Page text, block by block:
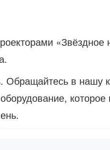
«Звёздное
Обращайтесь в нашу